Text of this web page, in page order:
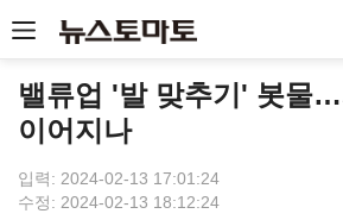
밸류업 '발 맞추기' 봇물
이어지나
입력: 2024-02-13 17:01:24
수정: 2024-02-13 18:12:24